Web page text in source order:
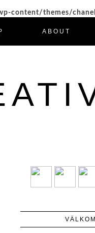
content/themes/
ABOUT